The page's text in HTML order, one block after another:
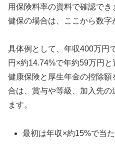
用保険料率の資料で確認で
健保の場合は、ここから数字
具体例として、年収400万円
円×約14.74%で年約59万円
健康保険と厚生年金の控除
合は、賞与や等級、加入先
ます。
最初は年収×約15%で当